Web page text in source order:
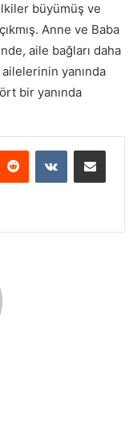
büyümüş ve
Anne ve Baba
aile bağları daha
yanında
bir yanında
Reddit VKontakteE-Posta ile paylaş